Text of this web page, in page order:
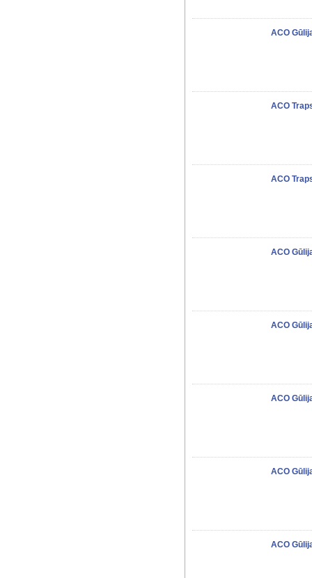
ACO
ACO
ACO
ACO
ACO
ACO
ACO
ACO